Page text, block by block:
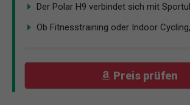
Der Polar H9 verbindet sich mit
Ob Fitnesstraining oder Indoor
Preis prüfen